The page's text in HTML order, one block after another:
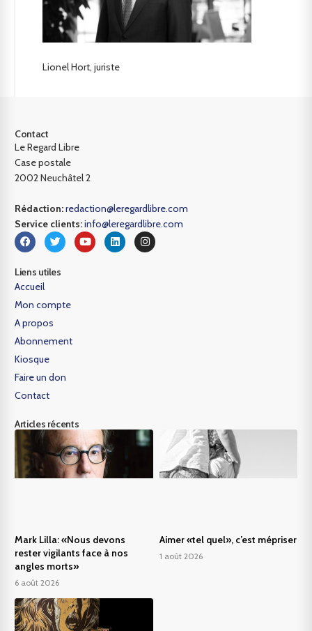
Lionel Hort, juriste
Contact
Le Regard Libre
Case postale
2002 Neuchâtel 2
Rédaction:redaction@leregardlibre.com
Service clients:info@leregardlibre.com
Liens utiles
Accueil
Mon compte
A propos
Abonnement
Kiosque
Faire un don
Contact
Articles récents
Mark Lilla: «Nous devons
rester vigilants face à nos
angles morts»
6 août 2026
Aimer «tel quel», c’est mépriser
1 août 2026